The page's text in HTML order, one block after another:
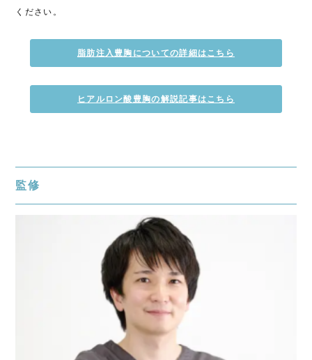
ください。
脂肪注入豊胸についての詳細はこちら
ヒアルロン酸豊胸の解説記事はこちら
監修